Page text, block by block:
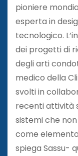
pioniere
esperta in
tecnologico.
dei progetti di
degli arti
medico della
svolti in
recenti attività
sistemi che
come
spiega Sassu-